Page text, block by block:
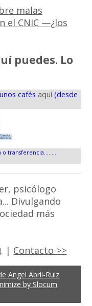
malas
el CNIC —¿los
puedes. Lo
cafés aquí(desde
transferencia.........
psicólogo
Divulgando
más
| Contacto >>
Angel Abril-Ruiz
by Slocum